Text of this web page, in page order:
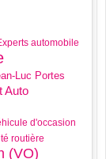
automobile
Luc Portes
Auto
d'occasion
routière
(VO)